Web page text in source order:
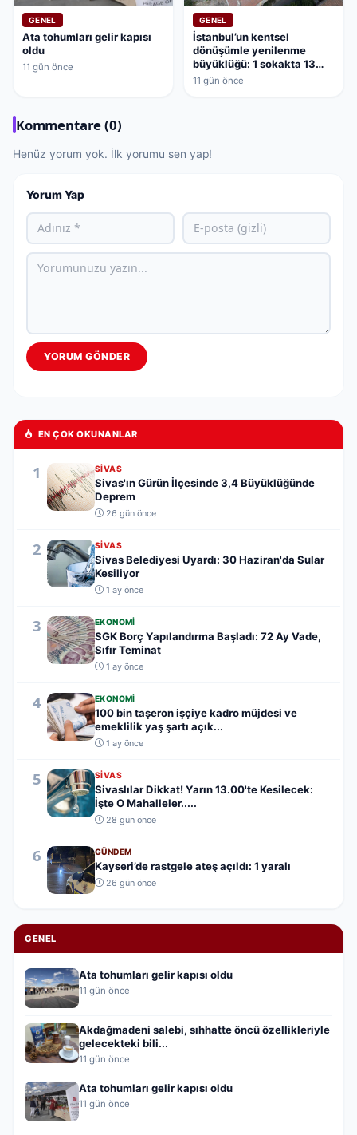
GENEL
Ata tohumları gelir kapısı
oldu
11 gün önce
GENEL
İstanbul’un kentsel
dönüşümle yenilenme
büyüklüğü: 1 sokakta 13
bina dönüşüyor
11 gün önce
Kommentare (0)
Henüz yorum yok. İlk yorumu sen yap!
Yorum Yap
YORUM GÖNDER
EN ÇOK OKUNANLAR
1 SIVAS
Sivas'ın Gürün İlçesinde 3,4 Büyüklüğünde
Deprem
26 gün önce
2 SIVAS
Sivas Belediyesi Uyardı: 30 Haziran'da Sular
Kesiliyor
1 ay önce
3 EKONOMI
SGK Borç Yapılandırma Başladı: 72 Ay Vade,
Sıfır Teminat
1 ay önce
4 EKONOMI
100 bin taşeron işçiye kadro müjdesi ve
emeklilik yaş şartı açık...
1 ay önce
5 SIVAS
Sivaslılar Dikkat! Yarın 13.00'te Kesilecek:
İşte O Mahalleler.....
28 gün önce
6 GÜNDEM
Kayseri’de rastgele ateş açıldı: 1 yaralı
26 gün önce
GENEL
Ata tohumları gelir kapısı oldu
11 gün önce
Akdağmadeni salebi, sıhhatte öncü özellikleriyle
gelecekteki bili...
11 gün önce
Ata tohumları gelir kapısı oldu
11 gün önce